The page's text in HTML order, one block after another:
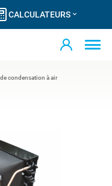
CALCULATEURS
condensation à air